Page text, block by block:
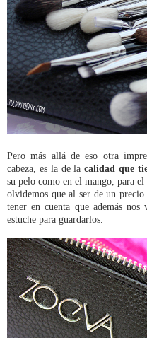
Pero más allá de eso otra
cabeza, es la de lacalidad que
su pelo como en el mango, para
olvidemos que al ser de un
tener en cuenta que además
estuche para guardarlos.